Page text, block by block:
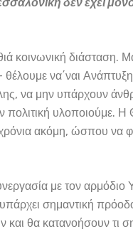
κοινωνική διάσταση.
να΄ναι Ανάπτυξη
να μην υπάρχουν
πολιτική υλοποιούμε.
χρόνια ακόμη, ώσπου
με τον
σημαντική
και θα κατανοήσουν τι